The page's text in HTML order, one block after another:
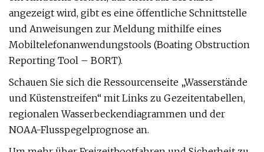
angezeigt wird, gibt es eine öffentliche Schnittstelle
und Anweisungen zur Meldung mithilfe eines
Mobiltelefonanwendungstools (Boating Obstruction
Reporting Tool – BORT).
Schauen Sie sich die Ressourcenseite „Wasserstände
und Küstenstreifen“ mit Links zu Gezeitentabellen,
regionalen Wasserbeckendiagrammen und der
NOAA-Flusspegelprognose an.